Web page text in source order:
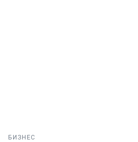
БИЗНЕС